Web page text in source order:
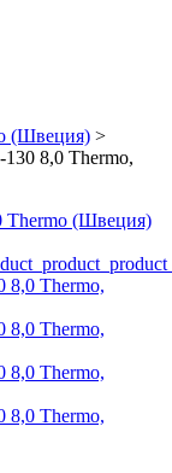
(Швеция) >
8,0 Thermo,
Thermo (Швеция)